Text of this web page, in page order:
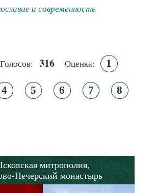
и современность
Голосов: 316 Оценка: 1
4 5 6 7 8
митрополия,
Печерский монастырь